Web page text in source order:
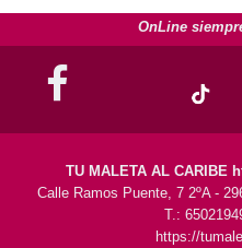
OnLine
TU MALETA AL CARIBE
Calle Ramos Puente, 7 2ºA -
T.:
https://